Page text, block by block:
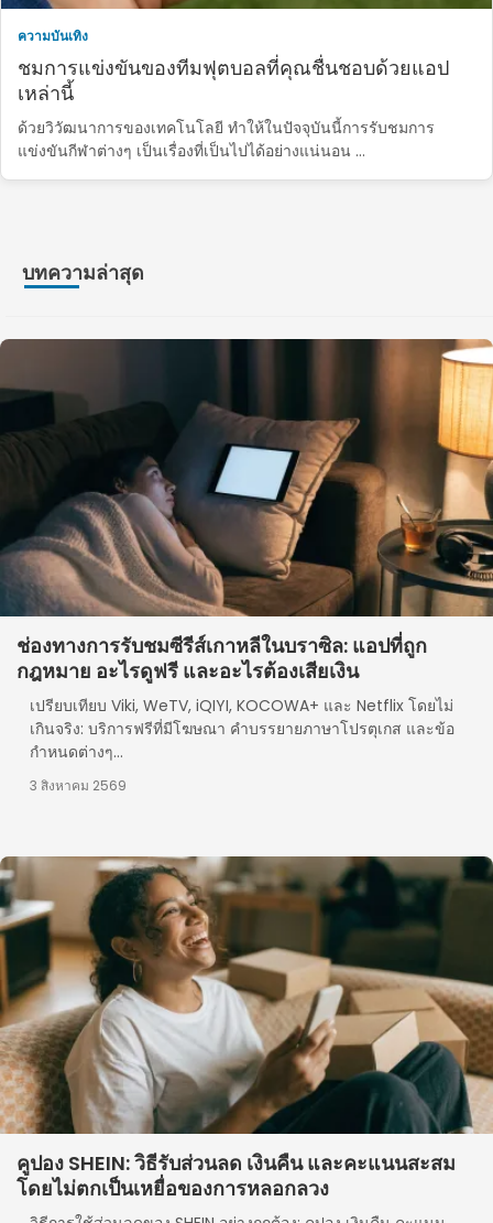
ความบันเทิง
ชมการแข่งขันของทีมฟุตบอลที่คุณชื่นชอบด้วยแอป
เหล่านี้
ด้วยวิวัฒนาการของเทคโนโลยี ทำให้ในปัจจุบันนี้การรับชมการ
แข่งขันกีฬาต่างๆ เป็นเรื่องที่เป็นไปได้อย่างแน่นอน …
บทความล่าสุด
ช่องทางการรับชมซีรีส์เกาหลีในบราซิล: แอปที่ถูก
กฎหมาย อะไรดูฟรี และอะไรต้องเสียเงิน
เปรียบเทียบ Viki, WeTV, iQIYI, KOCOWA+ และ Netflix โดยไม่
เกินจริง: บริการฟรีที่มีโฆษณา คำบรรยายภาษาโปรตุเกส และข้อ
กำหนดต่างๆ...
3 สิงหาคม 2569
คูปอง SHEIN: วิธีรับส่วนลด เงินคืน และคะแนนสะสม
โดยไม่ตกเป็นเหยื่อของการหลอกลวง